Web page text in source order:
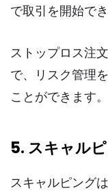
で取引を開始でき
ストップロス注
で、リスク管理
ことができます。
5. スキャル
スキャルピング